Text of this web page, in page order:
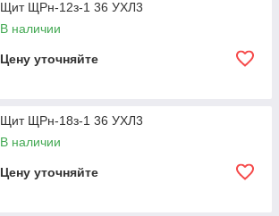
Щит ЩРн-12з-1 36 УХЛ3
В наличии
Цену уточняйте
Щит ЩРн-18з-1 36 УХЛ3
В наличии
Цену уточняйте